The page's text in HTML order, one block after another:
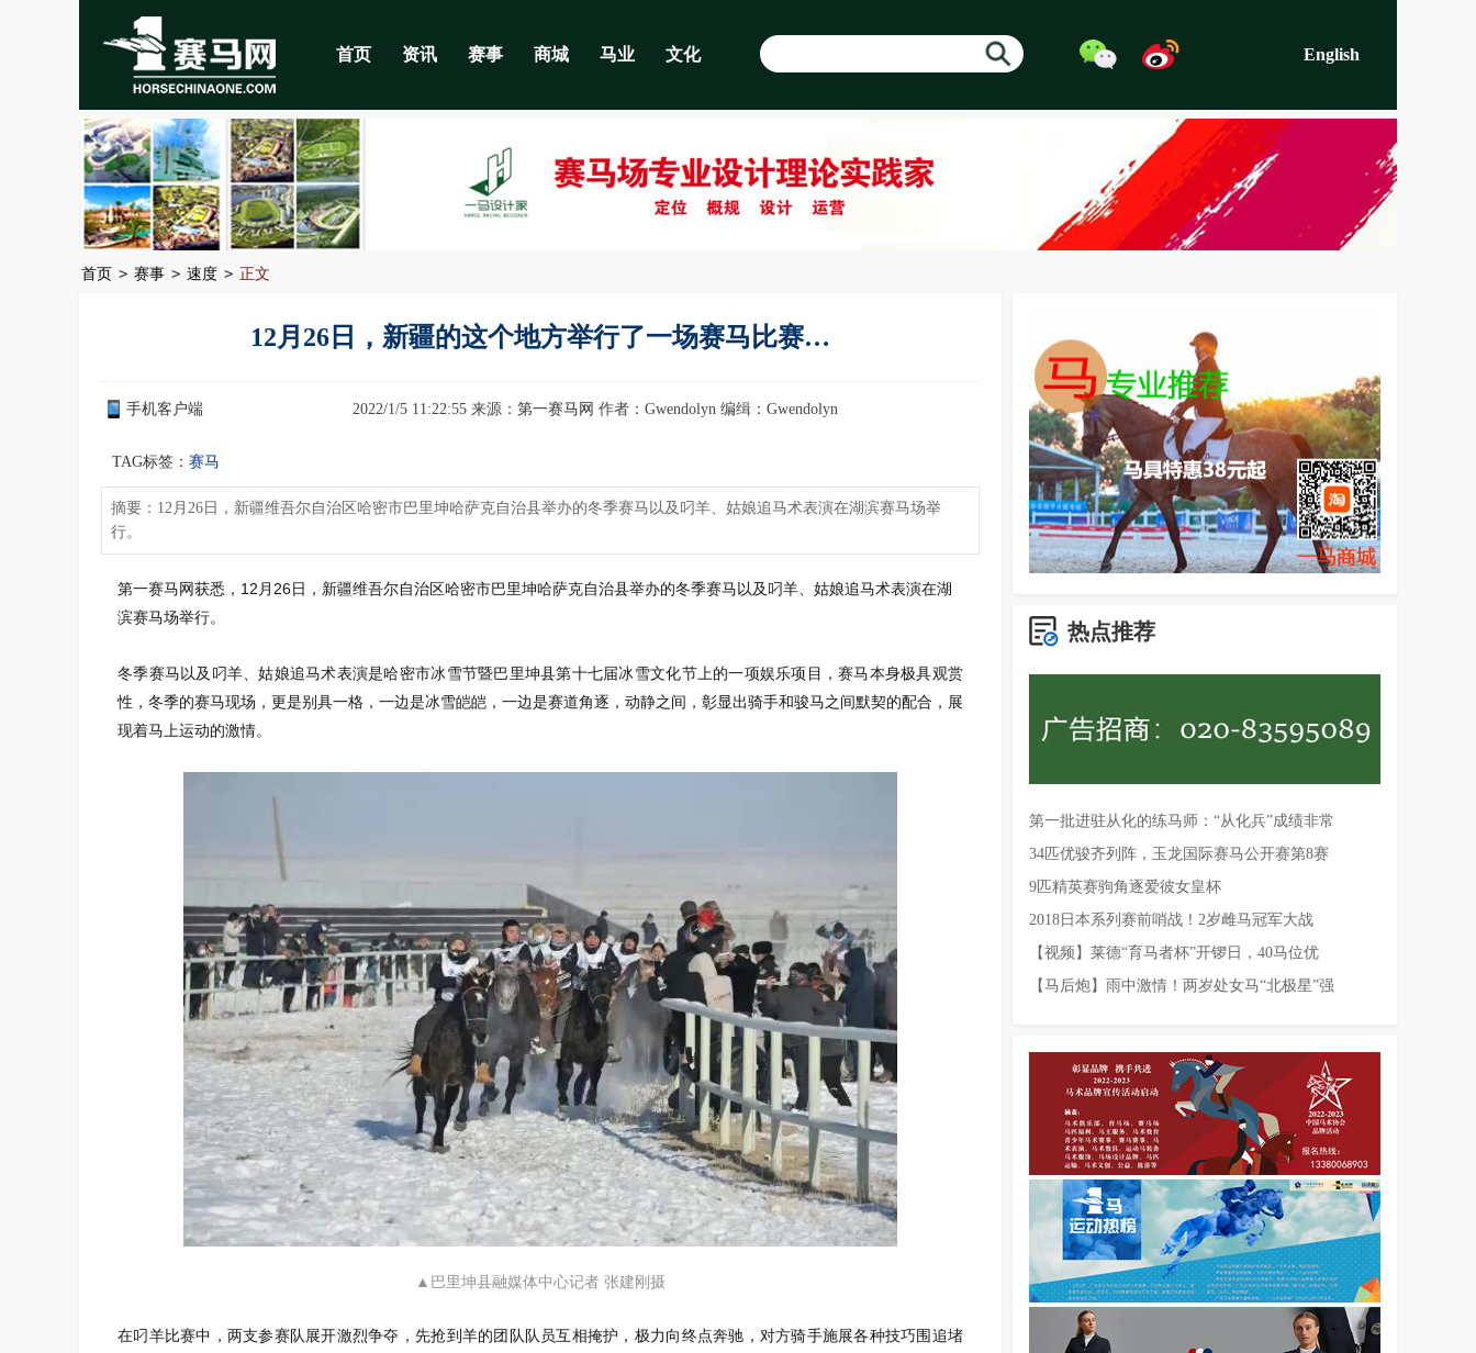
首页 资讯 赛事 商城 马业 文化 English
首页 > 赛事 > 速度 > 正文
热点推荐
第一批进驻从化的练马师：“从化兵”成绩非常
34匹优骏齐列阵，玉龙国际赛马公开赛第8赛
9匹精英赛驹角逐爱彼女皇杯
2018日本系列赛前哨战！2岁雌马冠军大战
【视频】莱德“育马者杯”开锣日，40马位优
【马后炮】雨中激情！两岁处女马“北极星”强
12月26日，新疆的这个地方举行了一场赛马比赛…
手机客户端 2022/1/5 11:22:55 来源： 第一赛马网 作者：Gwendolyn 编缉：Gwendolyn
TAG标签： 赛马
摘要：12月26日，新疆维吾尔自治区哈密市巴里坤哈萨克自治县举办的冬季赛马以及叼羊、姑娘追马术表演在湖滨赛马场举
行。
第一赛马网获悉，12月26日，新疆维吾尔自治区哈密市巴里坤哈萨克自治县举办的冬季赛马以及叼羊、姑娘追马术表演在湖
滨赛马场举行。
冬季赛马以及叼羊、姑娘追马术表演是哈密市冰雪节暨巴里坤县第十七届冰雪文化节上的一项娱乐项目，赛马本身极具观赏
性，冬季的赛马现场，更是别具一格，一边是冰雪皑皑，一边是赛道角逐，动静之间，彰显出骑手和骏马之间默契的配合，展
现着马上运动的激情。
▲巴里坤县融媒体中心记者 张建刚摄
在叼羊比赛中，两支参赛队展开激烈争夺，先抢到羊的团队队员互相掩护，极力向终点奔驰，对方骑手施展各种技巧围追堵